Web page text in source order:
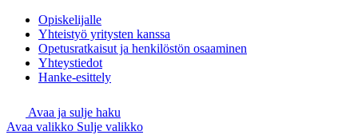
Opiskelijalle
Yhteistyö yritysten kanssa
Opetusratkaisut ja henkilöstön osaaminen
Yhteystiedot
Hanke-esittely
Avaa ja sulje haku
Avaa valikko Sulje valikko